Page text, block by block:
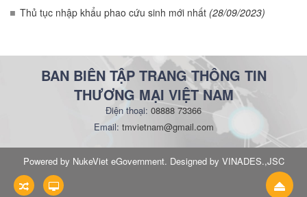
Thủ tục nhập khẩu phao cứu sinh mới nhất (28/09/2023)
BAN BIÊN TẬP TRANG THÔNG TIN
THƯƠNG MẠI VIỆT NAM
Điện thoại: 08888 73366
Email: tmvietnam@gmail.com
Powered by NukeViet eGovernment. Designed by VINADES.,JSC